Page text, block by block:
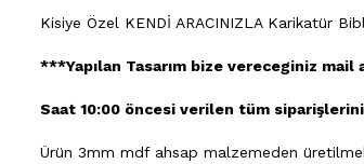
Kisiye Özel KENDİ ARACINIZLA Karikatür
***Yapılan Tasarım bize vereceginiz
Saat 10:00 öncesi verilen tüm
Ürün 3mm mdf ahsap malzemeden